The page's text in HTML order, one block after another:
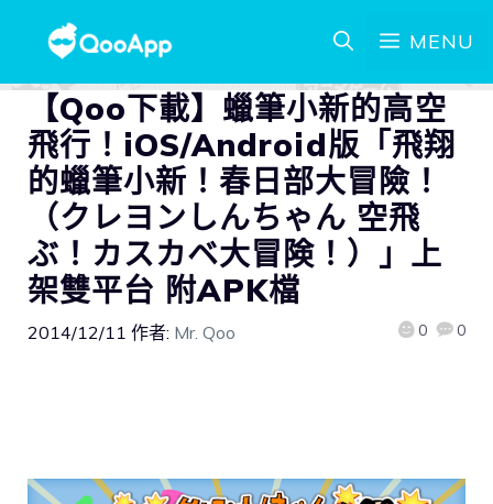
MENU
【Qoo下載】蠟筆小新的高空
飛行！iOS/Android版「飛翔
的蠟筆小新！春日部大冒險！
（クレヨンしんちゃん 空飛
ぶ！カスカベ大冒険！）」上
架雙平台 附APK檔
2014/12/11 作者: Mr. Qoo 0 0